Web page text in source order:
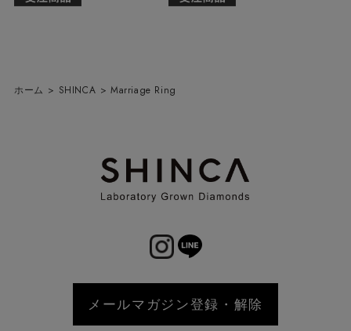
ホーム > SHINCA > Marriage Ring
メールマガジン登録・解除